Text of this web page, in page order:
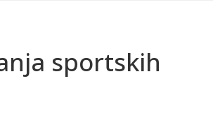
sportskih